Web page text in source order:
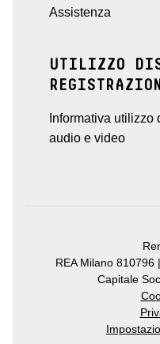
Assistenza
UTILIZZO
Informativa
audio e video
REA Milano 810796
Capitale